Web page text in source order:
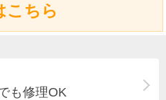
こちら
も修理OK